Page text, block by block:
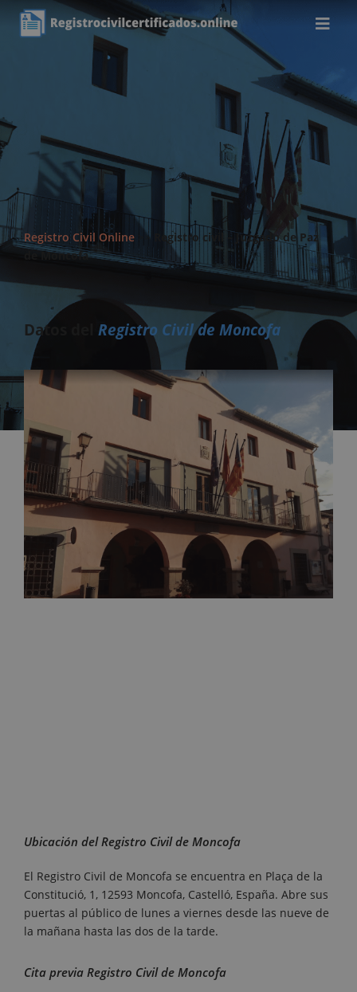
Registro Civil Online >>
Registro civil – Juzgado de Paz
de Moncofa
Datos del Registro Civil de Moncofa
Ubicación del Registro Civil de Moncofa
El Registro Civil de Moncofa se encuentra en Plaça de la
Constitució, 1, 12593 Moncofa, Castelló, España. Abre sus
puertas al público de lunes a viernes desde las nueve de
la mañana hasta las dos de la tarde.
Cita previa Registro Civil de Moncofa